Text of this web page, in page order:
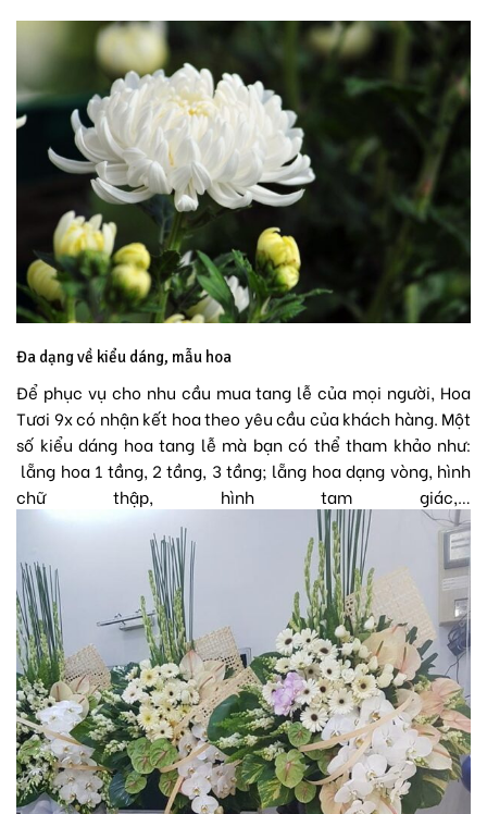
Đa dạng về kiểu dáng, mẫu hoa
Để phục vụ cho nhu cầu mua tang lễ của mọi người, Hoa
Tươi 9x có nhận kết hoa theo yêu cầu của khách hàng. Một
số kiểu dáng hoa tang lễ mà bạn có thể tham khảo như:
lẵng hoa 1 tầng, 2 tầng, 3 tầng; lẵng hoa dạng vòng, hình
chữ thập, hình tam giác,…